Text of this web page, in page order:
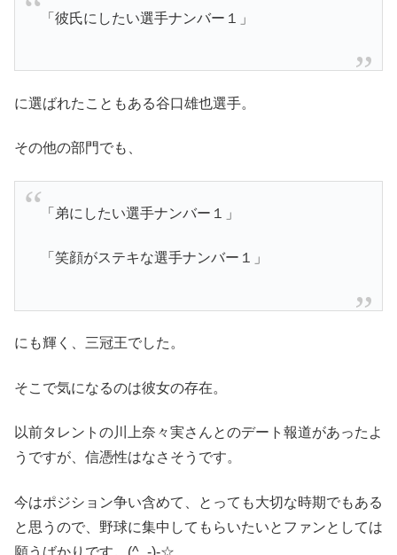
「彼氏にしたい選手ナンバー１」
に選ばれたこともある谷口雄也選手。
その他の部門でも、
「弟にしたい選手ナンバー１」
「笑顔がステキな選手ナンバー１」
にも輝く、三冠王でした。
そこで気になるのは彼女の存在。
以前タレントの川上奈々実さんとのデート報道があったよ
うですが、信憑性はなさそうです。
今はポジション争い含めて、とっても大切な時期でもある
と思うので、野球に集中してもらいたいとファンとしては
願うばかりです。(^_-)-☆